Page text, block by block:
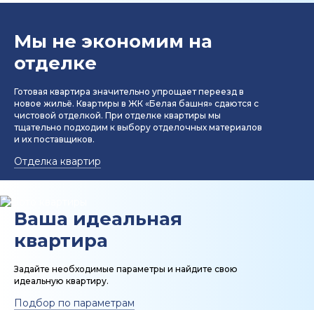
Мы не экономим на
отделке
Готовая квартира значительно упрощает переезд в
новое жильё. Квартиры в ЖК «Белая башня» сдаются с
чистовой отделкой. При отделке квартиры мы
тщательно подходим к выбору отделочных материалов
и их поставщиков.
Отделка квартир
Ваша идеальная
квартира
Задайте необходимые параметры и найдите свою
идеальную квартиру.
Подбор по параметрам